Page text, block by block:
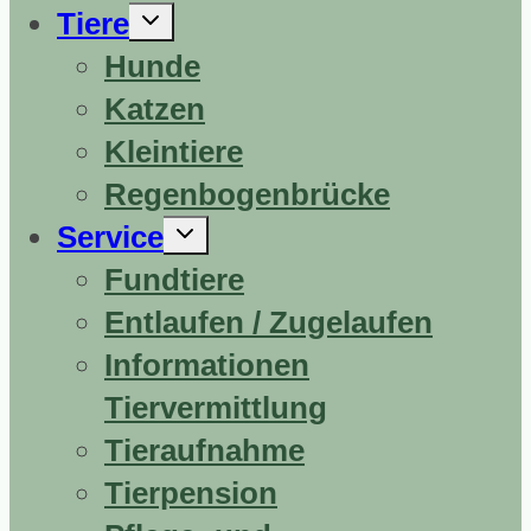
Tiere
Untermenü
Hunde
Katzen
Kleintiere
Regenbogenbrücke
Service
Untermenü
Fundtiere
Entlaufen / Zugelaufen
Informationen
Tiervermittlung
Tieraufnahme
Tierpension